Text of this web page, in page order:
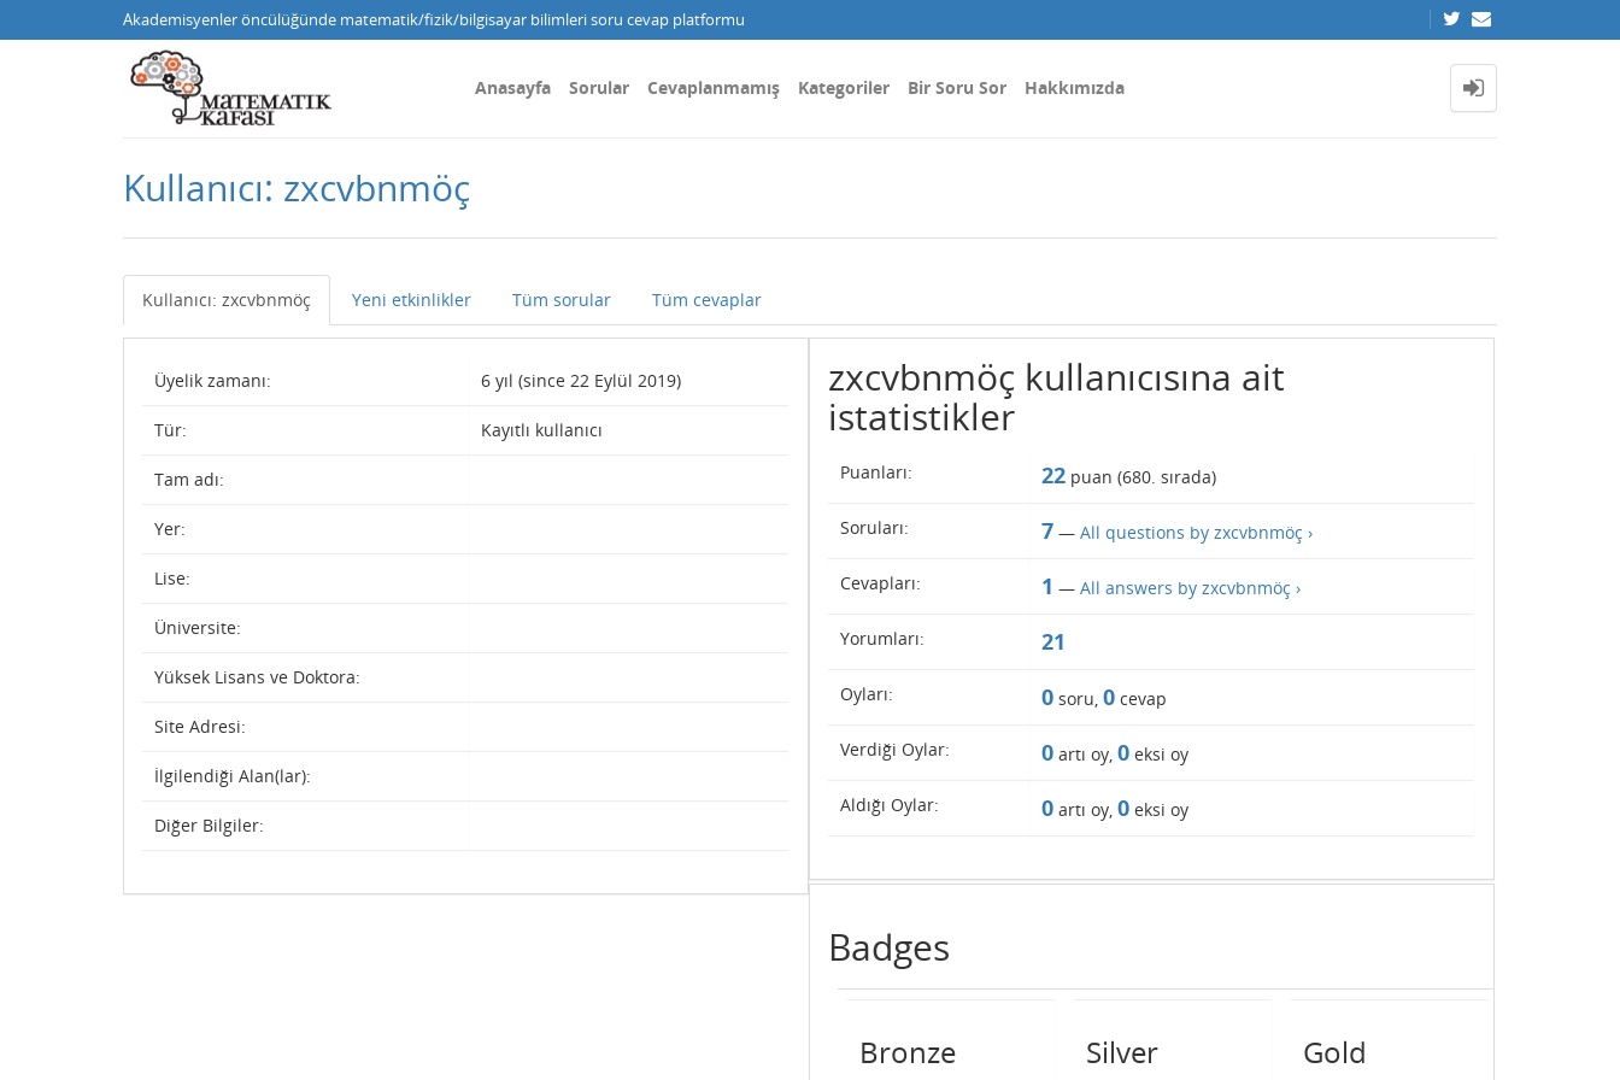
Akademisyenler öncülüğünde matematik/fizik/bilgisayar bilimleri soru cevap platformu
Anasayfa Sorular Cevaplanmamış Kategoriler Bir Soru Sor Hakkımızda
Kullanıcı: zxcvbnmöç
Kullanıcı: zxcvbnmöç Yeni etkinlikler Tüm sorular Tüm cevaplar
Üyelik zamanı: 6 yıl (since 22 Eylül 2019)
Tür: Kayıtlı kullanıcı
Tam adı:
Yer:
Lise:
Üniversite:
Yüksek Lisans ve Doktora:
Site Adresi:
İlgilendiği Alan(lar):
Diğer Bilgiler:
zxcvbnmöç kullanıcısına ait
istatistikler
Puanları: 22puan (680. sırada)
Soruları: 7— All questions by zxcvbnmöç ›
Cevapları: 1 — All answers by zxcvbnmöç ›
Yorumları: 21
Oyları: 0soru, 0cevap
Verdiği Oylar: 0artı oy, 0eksi oy
Aldığı Oylar: 0artı oy, 0eksi oy
Badges
Bronze Silver Gold